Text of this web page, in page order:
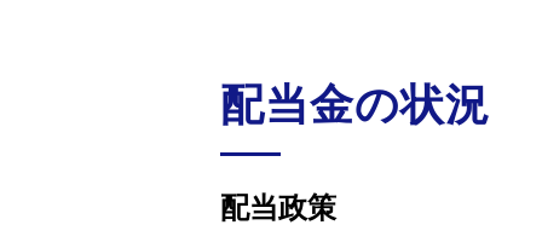
配当金の状況
配当政策